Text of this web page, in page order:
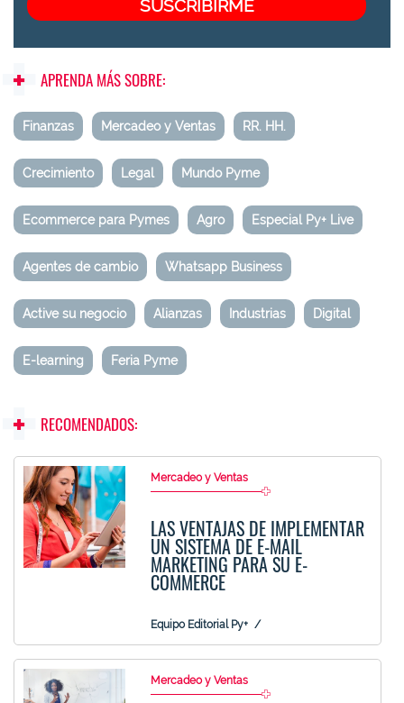
APRENDA MÁS SOBRE:
Finanzas Mercadeo y Ventas RR. HH.
Crecimiento Legal Mundo Pyme
Ecommerce para Pymes Agro Especial Py+ Live
Agentes de cambio Whatsapp Business
Active su negocio Alianzas Industrias Digital
E-learning Feria Pyme
RECOMENDADOS:
Mercadeo y Ventas
LAS VENTAJAS DE IMPLEMENTAR
UN SISTEMA DE E-MAIL
MARKETING PARA SU E-
COMMERCE
Equipo Editorial Py+
Mercadeo y Ventas